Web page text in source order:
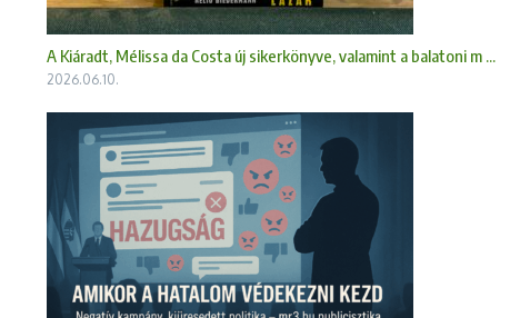
A Kiáradt, Mélissa da Costa új sikerkönyve, valamint a balatoni m ...
2026.06.10.